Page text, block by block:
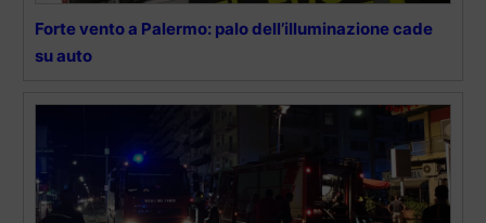
Forte vento a Palermo: palo dell’illuminazione cade
su auto